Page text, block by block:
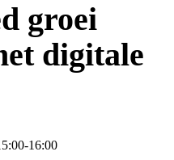
groei
digitale
16:00